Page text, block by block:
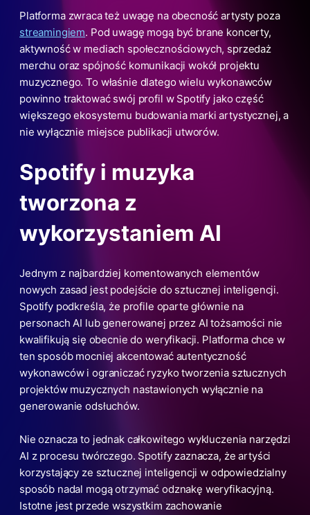
Platforma zwraca też uwagę na obecność artysty poza
streamingiem. Pod uwagę mogą być brane koncerty,
aktywność w mediach społecznościowych, sprzedaż
merchu oraz spójność komunikacji wokół projektu
muzycznego. To właśnie dlatego wielu wykonawców
powinno traktować swój profil w Spotify jako część
większego ekosystemu budowania marki artystycznej, a
nie wyłącznie miejsce publikacji utworów.
Spotify i muzyka
tworzona z
wykorzystaniem AI
Jednym z najbardziej komentowanych elementów
nowych zasad jest podejście do sztucznej inteligencji.
Spotify podkreśla, że profile oparte głównie na
personach AI lub generowanej przez AI tożsamości nie
kwalifikują się obecnie do weryfikacji. Platforma chce w
ten sposób mocniej akcentować autentyczność
wykonawców i ograniczać ryzyko tworzenia sztucznych
projektów muzycznych nastawionych wyłącznie na
generowanie odsłuchów.
Nie oznacza to jednak całkowitego wykluczenia narzędzi
AI z procesu twórczego. Spotify zaznacza, że artyści
korzystający ze sztucznej inteligencji w odpowiedzialny
sposób nadal mogą otrzymać odznakę weryfikacyjną.
Istotne jest przede wszystkim zachowanie